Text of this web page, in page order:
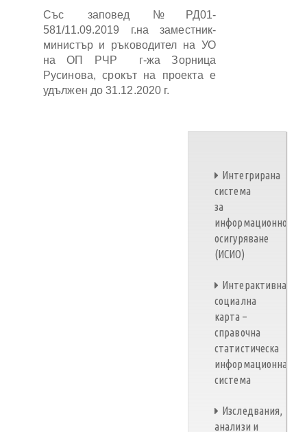
Със заповед №РД01-
581/11.09.2019 г.на заместник-
министър и ръководител на УО
на ОП РЧР г-жа Зорница
Русинова, срокът на проекта е
удължен до 31.12.2020 г.
Интегрирана
система
за
информационно
осигуряване
(ИСИО)
Интерактивна
социална
карта –
справочна
статистическа
информационна
система
Изследвания,
анализи и